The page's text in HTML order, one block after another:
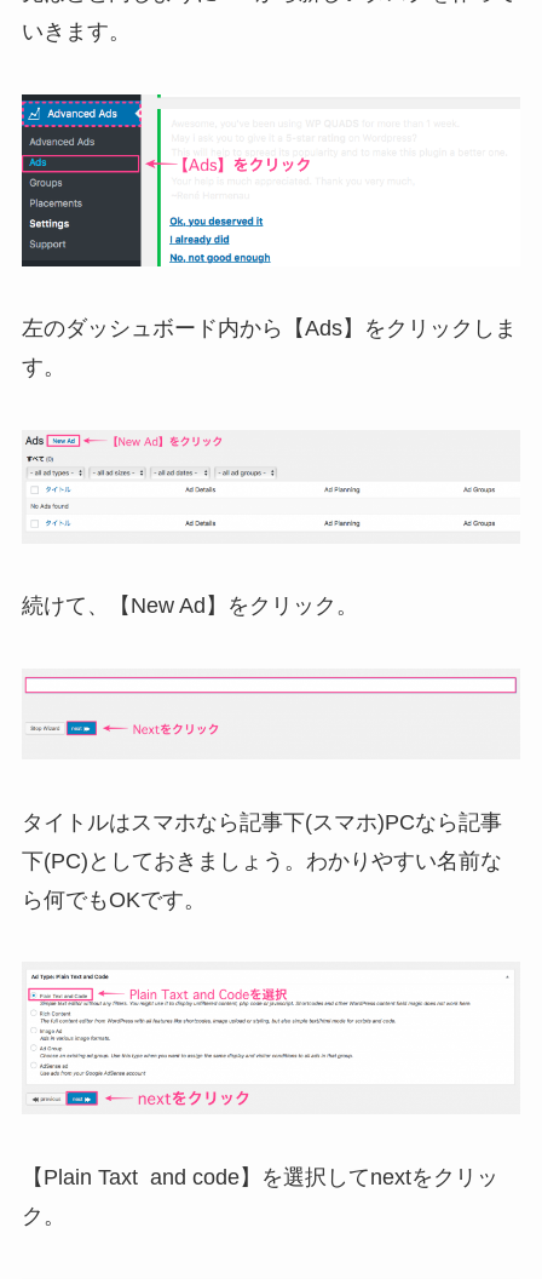
いきます。
左のダッシュボード内から【Ads】をクリックしま
す。
続けて、【New Ad】をクリック。
タイトルはスマホなら記事下(スマホ)PCなら記事
下(PC)としておきましょう。わかりやすい名前な
ら何でもOKです。
【Plain Taxt and code】を選択してnextをクリッ
ク。